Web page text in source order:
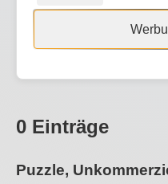
0 Einträge
Puzzle,